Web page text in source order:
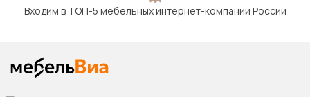
Входим в ТОП-5 мебельных интернет-компаний России